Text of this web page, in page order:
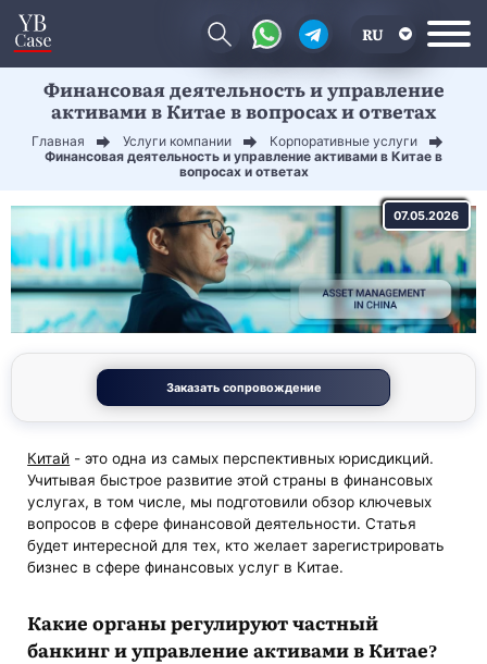
RU
EN
CN
Финансовая деятельность и управление
активами в Китае в вопросах и ответах
Главная Услуги компании
Корпоративные услуги
Финансовая деятельность и управление активами в Китае в
вопросах и ответах
07.05.2026
Заказать сопровождение
Китай - это одна из самых перспективных юрисдикций.
Учитывая быстрое развитие этой страны в финансовых
услугах, в том числе, мы подготовили обзор ключевых
вопросов в сфере финансовой деятельности. Статья
будет интересной для тех, кто желает зарегистрировать
бизнес в сфере финансовых услуг в Китае.
Какие органы регулируют частный
банкинг и управление активами в Китае?